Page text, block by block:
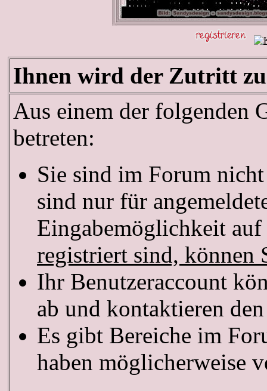
Ihnen wird der Zutritt zu
Aus einem der folgenden
betreten:
Sie sind im Forum
sind nur für
Eingabemöglichkeit
registriert sind, können
Ihr Benutzeraccount
ab und kontaktieren
Es gibt Bereiche im
haben möglicherweise